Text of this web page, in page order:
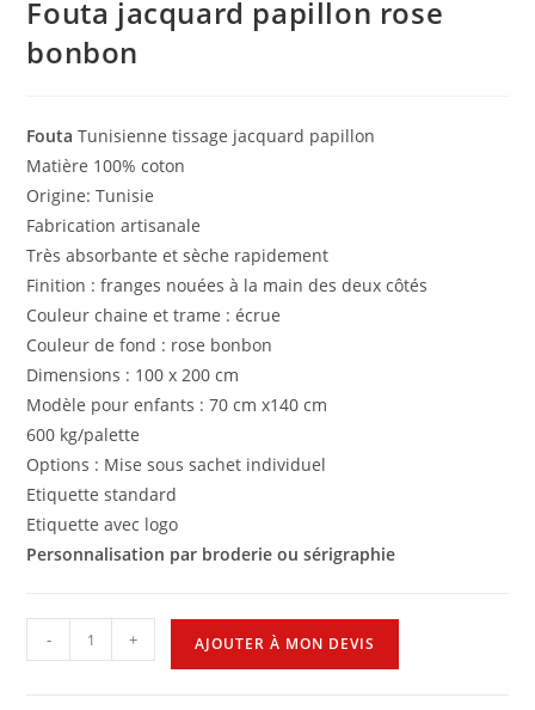
Fouta jacquard papillon rose
bonbon
Fouta Tunisienne tissage jacquard papillon
Matière 100% coton
Origine: Tunisie
Fabrication artisanale
Très absorbante et sèche rapidement
Finition : franges nouées à la main des deux côtés
Couleur chaine et trame : écrue
Couleur de fond : rose bonbon
Dimensions : 100 x 200 cm
Modèle pour enfants : 70 cm x140 cm
600 kg/palette
Options : Mise sous sachet individuel
Etiquette standard
Etiquette avec logo
Personnalisation par broderie ou sérigraphie
- + AJOUTER À MON DEVIS